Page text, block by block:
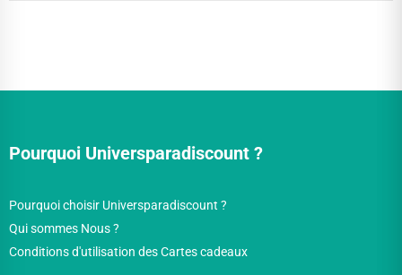
Pourquoi Universparadiscount ?
Pourquoi choisir Universparadiscount ?
Qui sommes Nous ?
Conditions d'utilisation des Cartes cadeaux